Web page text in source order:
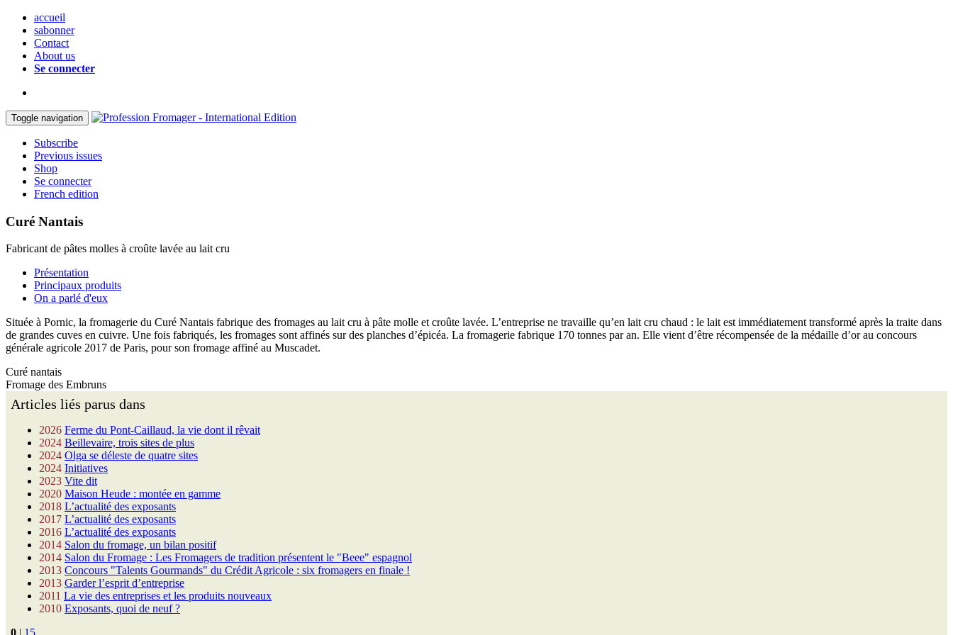
accueil
sabonner
Contact
About us
Se connecter
Toggle navigation
Subscribe
Previous issues
Shop
Se connecter
French edition
Curé Nantais
Fabricant de pâtes molles à croûte lavée au lait cru
Présentation
Principaux produits
On a parlé d'eux
Située à Pornic, la fromagerie du Curé Nantais fabrique des fromages au lait cru à pâte molle et croûte lavée. L’entreprise ne travaille qu’en lait cru chaud : le lait est immédiatement transformé après la traite dans
de grandes cuves en cuivre. Une fois fabriqués, les fromages sont affinés sur des planches d’épicéa. La fromagerie fabrique 170 tonnes par an. Elle vient d’être récompensée de la médaille d’or au concours
générale agricole 2017 de Paris, pour son fromage affiné au Muscadet.
Curé nantais
Fromage des Embruns
Articles liés parus dans
2026 Ferme du Pont-Caillaud, la vie dont il rêvait
2024 Beillevaire, trois sites de plus
2024 Olga se déleste de quatre sites
2024 Initiatives
2023 Vite dit
2020 Maison Heude : montée en gamme
2018 L’actualité des exposants
2017 L’actualité des exposants
2016 L’actualité des exposants
2014 Salon du fromage, un bilan positif
2014 Salon du Fromage : Les Fromagers de tradition présentent le "Beee" espagnol
2013 Concours "Talents Gourmands" du Crédit Agricole : six fromagers en finale !
2013 Garder l’esprit d’entreprise
2011 La vie des entreprises et les produits nouveaux
2010 Exposants, quoi de neuf ?